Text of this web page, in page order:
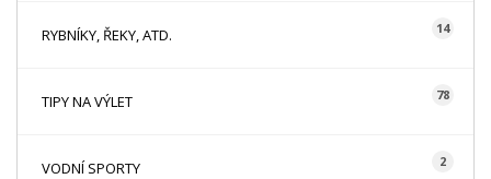
RYBNÍKY, ŘEKY, ATD. 14
TIPY NA VÝLET 78
VODNÍ SPORTY 2